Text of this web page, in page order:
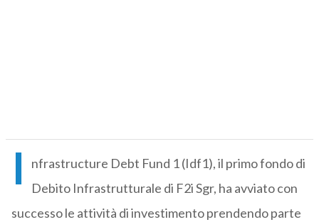
I
nfrastructure Debt Fund 1 (Idf1), il primo fondo di
Debito Infrastrutturale di F2i Sgr, ha avviato con
successo le attività di investimento prendendo parte